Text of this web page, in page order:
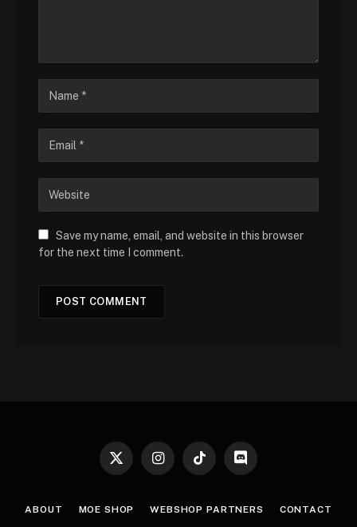
Save my name, email, and website in this browser
for the next time I comment.
X
InstagramTikTok Discord
ABOUT MOE SHOP WEBSHOP PARTNERS CONTACT